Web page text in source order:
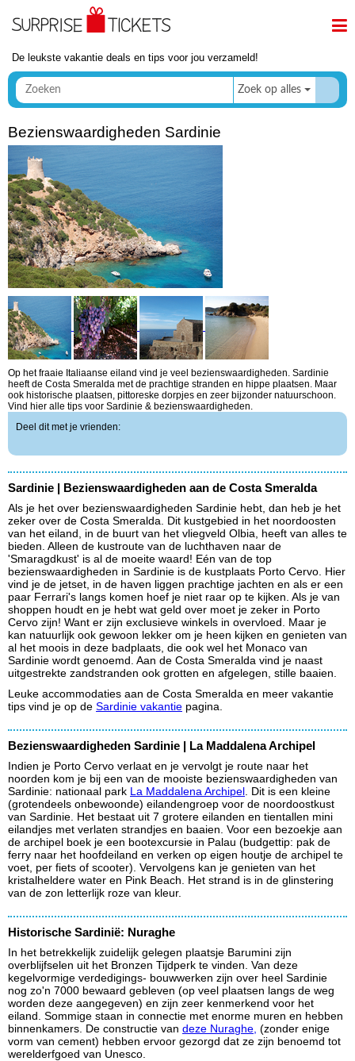
De leukste vakantie deals en tips voor jou verzameld!
Zoek op alles
Bezienswaardigheden Sardinie
Op het fraaie Italiaanse eiland vind je veel bezienswaardigheden. Sardinie
heeft de Costa Smeralda met de prachtige stranden en hippe plaatsen. Maar
ook historische plaatsen, pittoreske dorpjes en zeer bijzonder natuurschoon.
Vind hier alle tips voor Sardinie & bezienswaardigheden.
Deel dit met je vrienden:
Sardinie | Bezienswaardigheden aan de Costa Smeralda
Als je het over bezienswaardigheden Sardinie hebt, dan heb je het
zeker over de Costa Smeralda. Dit kustgebied in het noordoosten
van het eiland, in de buurt van het vliegveld Olbia, heeft van alles te
bieden. Alleen de kustroute van de luchthaven naar de
'Smaragdkust' is al de moeite waard! Eén van de top
bezienswaardigheden in Sardinie is de kustplaats Porto Cervo. Hier
vind je de jetset, in de haven liggen prachtige jachten en als er een
paar Ferrari's langs komen hoef je niet raar op te kijken. Als je van
shoppen houdt en je hebt wat geld over moet je zeker in Porto
Cervo zijn! Want er zijn exclusieve winkels in overvloed. Maar je
kan natuurlijk ook gewoon lekker om je heen kijken en genieten van
al het moois in deze badplaats, die ook wel het Monaco van
Sardinie wordt genoemd. Aan de Costa Smeralda vind je naast
uitgestrekte zandstranden ook grotten en afgelegen, stille baaien.
Leuke accommodaties aan de Costa Smeralda en meer vakantie
tips vind je op de Sardinie vakantie pagina.
Bezienswaardigheden Sardinie | La Maddalena Archipel
Indien je Porto Cervo verlaat en je vervolgt je route naar het
noorden kom je bij een van de mooiste bezienswaardigheden van
Sardinie: nationaal park La Maddalena Archipel . Dit is een kleine
(grotendeels onbewoonde) eilandengroep voor de noordoostkust
van Sardinie. Het bestaat uit 7 grotere eilanden en tientallen mini
eilandjes met verlaten strandjes en baaien. Voor een bezoekje aan
de archipel boek je een bootexcursie in Palau (budgettip: pak de
ferry naar het hoofdeiland en verken op eigen houtje de archipel te
voet, per fiets of scooter). Vervolgens kan je genieten van het
kristalheldere water en Pink Beach. Het strand is in de glinstering
van de zon letterlijk roze van kleur.
Historische Sardinië: Nuraghe
In het betrekkelijk zuidelijk gelegen plaatsje Barumini zijn
overblijfselen uit het Bronzen Tijdperk te vinden. Van deze
kegelvormige verdedigings- bouwwerken zijn over heel Sardinie
nog zo'n 7000 bewaard gebleven (op veel plaatsen langs de weg
worden deze aangegeven) en zijn zeer kenmerkend voor het
eiland. Sommige staan in connectie met enorme muren en hebben
binnenkamers. De constructie van deze Nuraghe, (zonder enige
vorm van cement) hebben ervoor gezorgd dat ze zijn benoemd tot
werelderfgoed van Unesco.